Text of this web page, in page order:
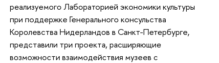
реализуемого Лабораторией экономики культуры
при поддержке Генерального консульства
Королевства Нидерландов в Санкт-Петербурге,
представили три проекта, расширяющие
возможности взаимодействия музеев с